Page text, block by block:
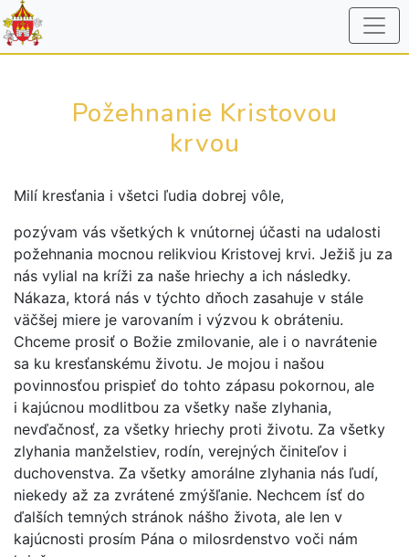
Požehnanie Kristovou
krvou
Milí kresťania i všetci ľudia dobrej vôle,
pozývam vás všetkých k vnútornej účasti na udalosti
požehnania mocnou relikviou Kristovej krvi. Ježiš ju za
nás vylial na kríži za naše hriechy a ich následky.
Nákaza, ktorá nás v týchto dňoch zasahuje v stále
väčšej miere je varovaním i výzvou k obráteniu.
Chceme prosiť o Božie zmilovanie, ale i o navrátenie
sa ku kresťanskému životu. Je mojou i našou
povinnosťou prispieť do tohto zápasu pokornou, ale
i kajúcnou modlitbou za všetky naše zlyhania,
nevďačnosť, za všetky hriechy proti životu. Za všetky
zlyhania manželstiev, rodín, verejných činiteľov i
duchovenstva. Za všetky amorálne zlyhania nás ľudí,
niekedy až za zvrátené zmýšľanie. Nechcem ísť do
ďalších temných stránok nášho života, ale len v
kajúcnosti prosím Pána o milosrdenstvo voči nám